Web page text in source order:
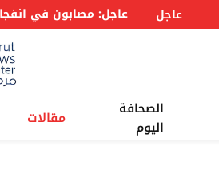
الصحافة
اليوم
مقالات